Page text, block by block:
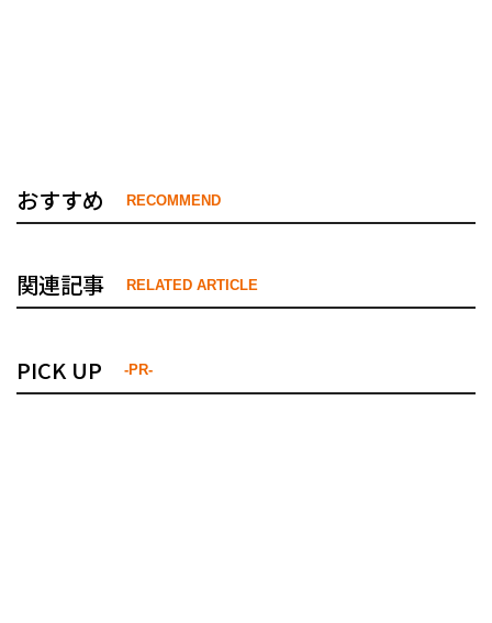
おすすめ RECOMMEND
関連記事 RELATED ARTICLE
PICK UP -PR-